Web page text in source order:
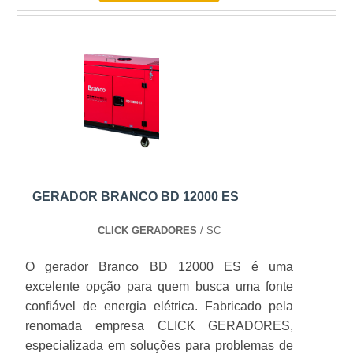
empresas que fazem manutenção de geradores
diferencial a assistência técnica, até mesmo
para os equipamentos potentes, como o
gerador de energia 600 kva..
segurança; Garante comodidade e conforto;
competitividade; É considerado muito eficiente
no fornecimento de energia; Permite que ta.
GERADOR BRANCO BD 12000 ES
CLICK GERADORES / SC
O gerador Branco BD 12000 ES é uma
excelente opção para quem busca uma fonte
confiável de energia elétrica. Fabricado pela
renomada empresa CLICK GERADORES,
especializada em soluções para problemas de